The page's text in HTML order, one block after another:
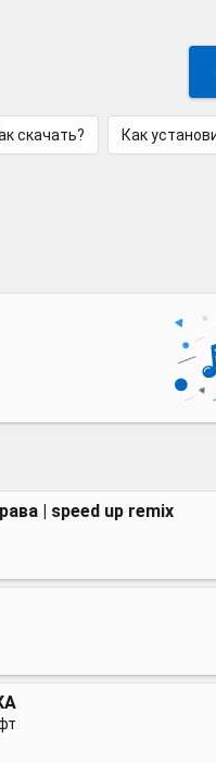
скачать? Как
| speed up remix